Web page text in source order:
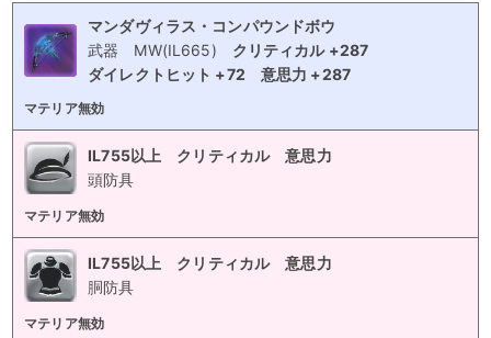
マンダヴィラス・コンパウンドボウ
武器
MW(IL665)
クリティカル +287
ダイレクトヒット +72
意思力 +287
マテリア無効
IL755以上 クリティカル 意思力
頭防具
マテリア無効
IL755以上 クリティカル 意思力
胴防具
マテリア無効